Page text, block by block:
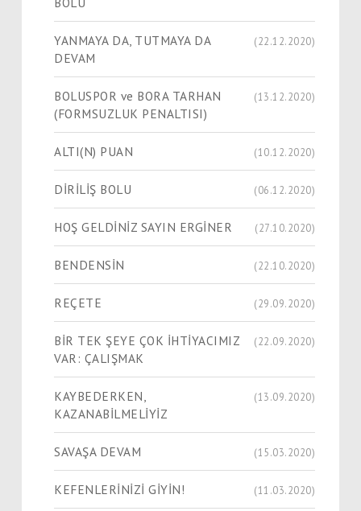
YANMAYA DA, TUTMAYA DA
DEVAM
(22.12.2020)
BOLUSPOR ve BORA TARHAN
(FORMSUZLUK PENALTISI)
(13.12.2020)
ALTI(N) PUAN (10.12.2020)
DİRİLİŞ BOLU (06.12.2020)
HOŞ GELDİNİZ SAYIN ERGİNER (27.10.2020)
BENDENSİN (22.10.2020)
REÇETE (29.09.2020)
BİR TEK ŞEYE ÇOK İHTİYACIMIZ
VAR: ÇALIŞMAK
(22.09.2020)
KAYBEDERKEN,
KAZANABİLMELİYİZ
(13.09.2020)
SAVAŞA DEVAM (15.03.2020)
KEFENLERİNİZİ GİYİN! (11.03.2020)